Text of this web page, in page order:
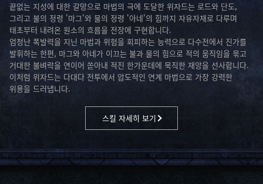
끝없는 지성에 대한 갈망으로 마법의 극에 도달한 위자드는 로드와 단도,
그리고 불의 정령 '마그'와 물의 정령 '아네'의 힘까지 자유자재로 다루며
태초부터 내려온 원소의 흐름을 전장에 구현합니다.
엄청난 폭발력을 지닌 마법과 위험을 회피하는 능력으로 다수전에서 진가를
발휘하는 한편, 마그와 아네가 이끄는 불과 물의 힘으로 적의 움직임을 묶고
거대한 불벼락을 연이어 쏟아내 적진 한가운데에 묵직한 재앙을 선사합니다.
이처럼 위자드는 다대다 전투에서 압도적인 연계 마법으로 가장 강력한
위용을 드러냅니다.
스킬 자세히 보기